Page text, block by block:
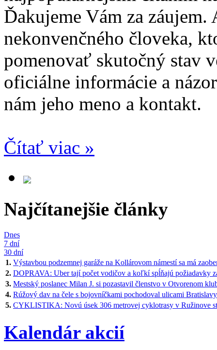
Ďakujeme Vám za
nekonvenčného človeka,
pomenovať skutočný stav
oficiálne informácie a
nám jeho meno a kontakt.
Čítať viac »
Najčítanejšie články
Dnes
7 dní
30 dní
1. Výstavbou podzemnej garáže na Kollárovom námestí sa má
2. DOPRAVA: Uber tají počet vodičov a koľkí spĺňajú požiadavky
3. Mestský poslanec Milan J. si pozastavil členstvo v Otvorenom
4. Rúžový dav na čele s bojovníčkami pochodoval ulicami
5. CYKLISTIKA: Novú úsek 306 metrovej cyklotrasy v Ružinove
Kalendár akcií